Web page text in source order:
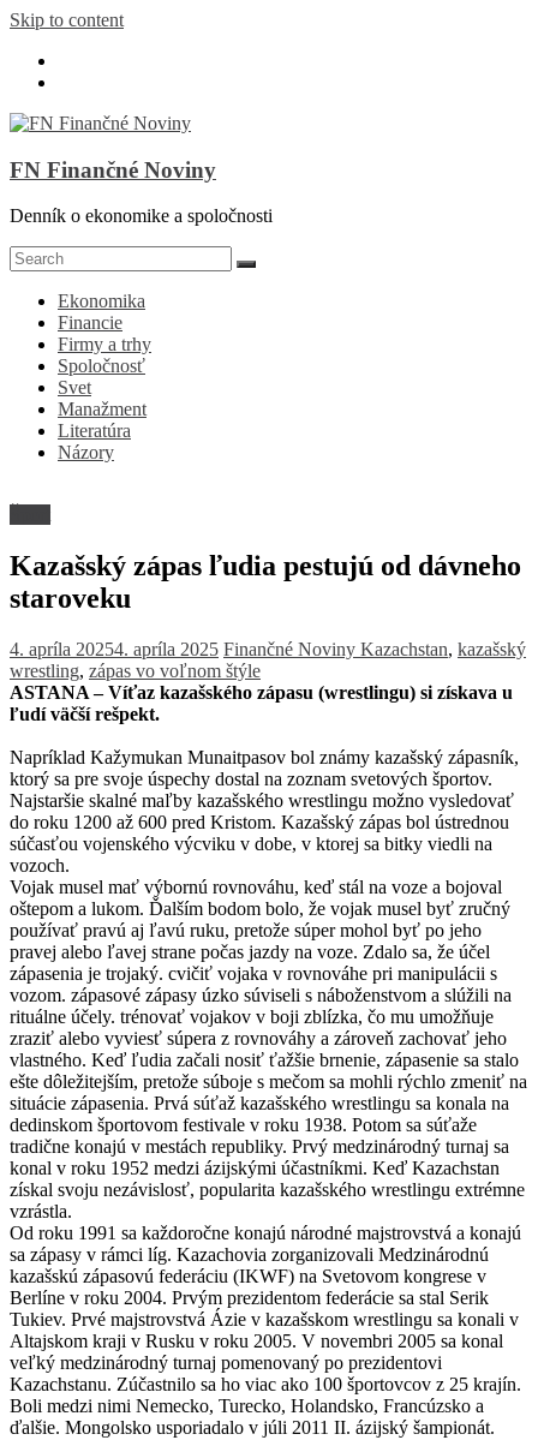
Skip to content
FN Finančné Noviny
Denník o ekonomike a spoločnosti
Ekonomika
Financie
Firmy a trhy
Spoločnosť
Svet
Manažment
Literatúra
Názory
Kazašský zápas ľudia pestujú od dávneho
staroveku
4. apríla 20254. apríla 2025 Finančné Noviny Kazachstan, kazašský
wrestling, zápas vo voľnom štýle
ASTANA – Víťaz kazašského zápasu (wrestlingu) si získava u
ľudí väčší rešpekt.
Napríklad Kažymukan Munaitpasov bol známy kazašský zápasník,
ktorý sa pre svoje úspechy dostal na zoznam svetových športov.
Najstaršie skalné maľby kazašského wrestlingu možno vysledovať
do roku 1200 až 600 pred Kristom. Kazašský zápas bol ústrednou
súčasťou vojenského výcviku v dobe, v ktorej sa bitky viedli na
vozoch.
Vojak musel mať výbornú rovnováhu, keď stál na voze a bojoval
oštepom a lukom. Ďalším bodom bolo, že vojak musel byť zručný
používať pravú aj ľavú ruku, pretože súper mohol byť po jeho
pravej alebo ľavej strane počas jazdy na voze. Zdalo sa, že účel
zápasenia je trojaký. cvičiť vojaka v rovnováhe pri manipulácii s
vozom. zápasové zápasy úzko súviseli s náboženstvom a slúžili na
rituálne účely. trénovať vojakov v boji zblízka, čo mu umožňuje
zraziť alebo vyviesť súpera z rovnováhy a zároveň zachovať jeho
vlastného. Keď ľudia začali nosiť ťažšie brnenie, zápasenie sa stalo
ešte dôležitejším, pretože súboje s mečom sa mohli rýchlo zmeniť na
situácie zápasenia. Prvá súťaž kazašského wrestlingu sa konala na
dedinskom športovom festivale v roku 1938. Potom sa súťaže
tradične konajú v mestách republiky. Prvý medzinárodný turnaj sa
konal v roku 1952 medzi ázijskými účastníkmi. Keď Kazachstan
získal svoju nezávislosť, popularita kazašského wrestlingu extrémne
vzrástla.
Od roku 1991 sa každoročne konajú národné majstrovstvá a konajú
sa zápasy v rámci líg. Kazachovia zorganizovali Medzinárodnú
kazašskú zápasovú federáciu (IKWF) na Svetovom kongrese v
Berlíne v roku 2004. Prvým prezidentom federácie sa stal Serik
Tukiev. Prvé majstrovstvá Ázie v kazašskom wrestlingu sa konali v
Altajskom kraji v Rusku v roku 2005. V novembri 2005 sa konal
veľký medzinárodný turnaj pomenovaný po prezidentovi
Kazachstanu. Zúčastnilo sa ho viac ako 100 športovcov z 25 krajín.
Boli medzi nimi Nemecko, Turecko, Holandsko, Francúzsko a
ďalšie. Mongolsko usporiadalo v júli 2011 II. ázijský šampionát.